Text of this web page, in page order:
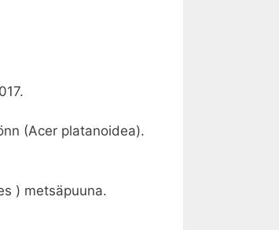
(Acer platanoidea).
) metsäpuuna.